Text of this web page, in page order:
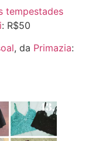
tempestades
: R$50
, da Primazia: